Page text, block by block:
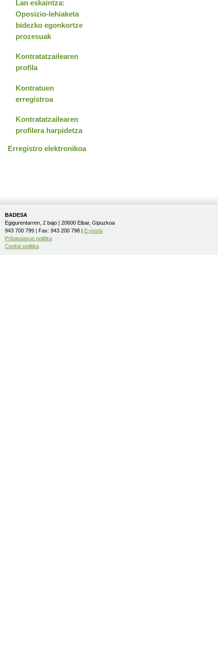
Lan eskaintza:
Oposizio-lehiaketa
bidezko egonkortze
prozesuak
Kontratatzailearen
profila
Kontratuen
erregistroa
Kontratatzailearen
profilera harpidetza
Erregistro elektronikoa
BADESA
Egigurentarren, 2 bajo | 20600 Eibar, Gipuzkoa
943 700 799 | Fax: 943 200 798 | E-posta
Pribatutasun politika
Cookie politika